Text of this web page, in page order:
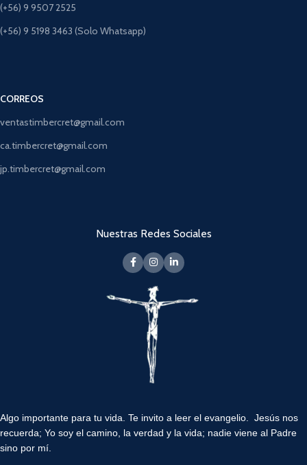
(+56) 9 9507 2525
(+56) 9 5198 3463 (Solo Whatsapp)
CORREOS
ventastimbercret@gmail.com
ca.timbercret@gmail.com
jp.timbercret@gmail.com
Nuestras Redes Sociales
Algo importante para tu vida. Te invito a leer el evangelio. Jesús nos
recuerda; Yo soy el camino, la verdad y la vida; nadie viene al Padre
sino por mí.